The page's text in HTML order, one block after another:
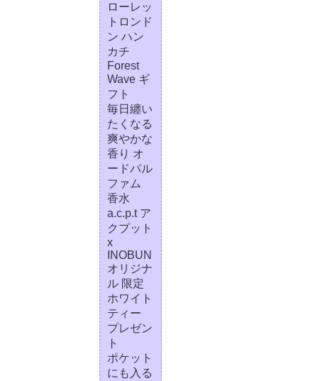
ローレッ
トロンド
ン ハン
カチ
Forest
Wave ギ
フト
毎日纏い
たくなる
爽やかな
香り オ
ードパル
ファム
香水
a.c.p.t ア
クプット
x
INOBUN
オリジナ
ル 限定
ホワイト
ティー
プレゼン
ト
ポケット
にも入る